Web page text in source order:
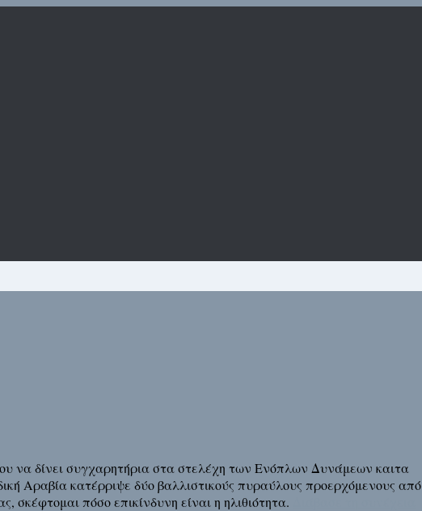
να δίνει συγχαρητήρια στα στελέχη των Ενόπλων Δυνάμεων καιτα
Αραβία κατέρριψε δύο βαλλιστικούς πυραύλους προερχόμενους από
σκέφτομαι πόσο επικίνδυνη είναι η ηλιθιότητα.